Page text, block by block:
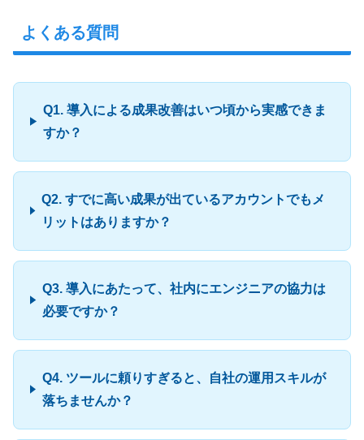
よくある質問
Q1. 導入による成果改善はいつ頃から実感できま
すか？
Q2. すでに高い成果が出ているアカウントでもメ
リットはありますか？
Q3. 導入にあたって、社内にエンジニアの協力は
必要ですか？
Q4. ツールに頼りすぎると、自社の運用スキルが
落ちませんか？